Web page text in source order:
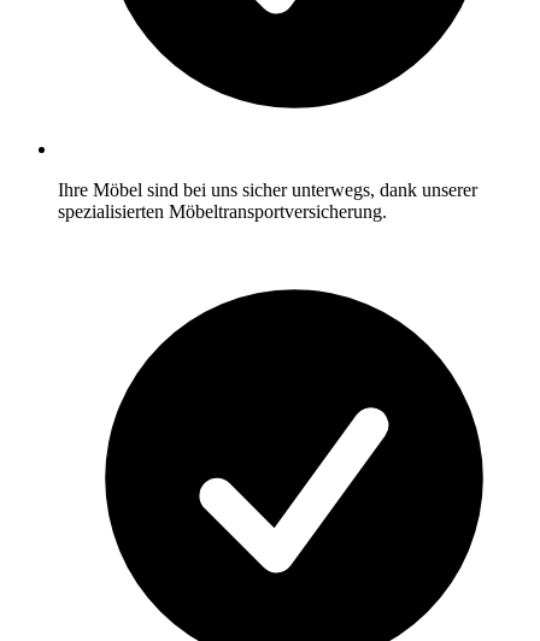
Ihre Möbel sind bei uns sicher unterwegs, dank unserer
spezialisierten Möbeltransportversicherung.